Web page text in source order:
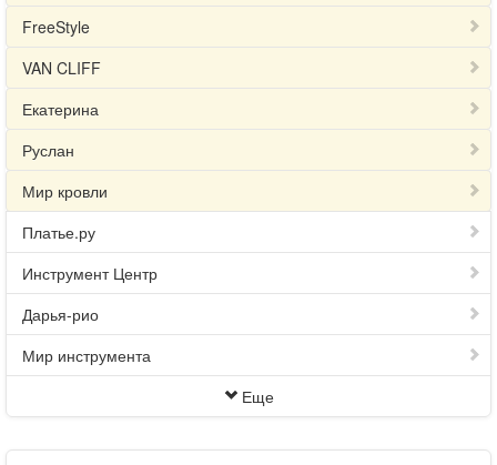
FreeStyle
VAN CLIFF
Екатерина
Руслан
Мир кровли
Платье.ру
Инструмент Центр
Дарья-рио
Мир инструмента
Еще